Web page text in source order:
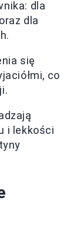
dla
dla
się
co
i lekkości